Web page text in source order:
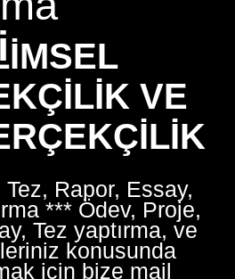
VE
Rapor, Essay,
*** Ödev, Proje,
Tez yaptırma, ve
konusunda
için bize mail